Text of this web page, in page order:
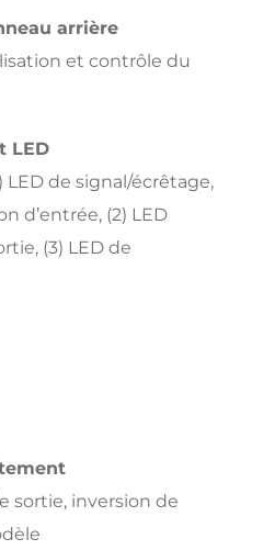
arrière
et contrôle du
LED
LED de signal/écrêtage,
d’entrée, (2) LED
(3) LED de
sortie, inversion de